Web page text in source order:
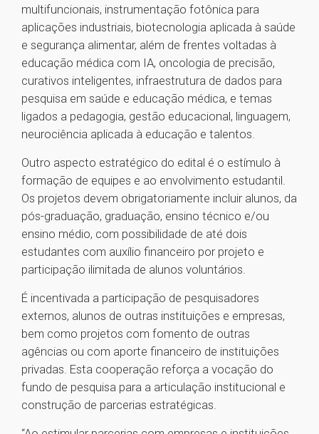
multifuncionais, instrumentação fotônica para
aplicações industriais, biotecnologia aplicada à saúde
e segurança alimentar, além de frentes voltadas à
educação médica com IA, oncologia de precisão,
curativos inteligentes, infraestrutura de dados para
pesquisa em saúde e educação médica, e temas
ligados a pedagogia, gestão educacional, linguagem,
neurociência aplicada à educação e talentos.
Outro aspecto estratégico do edital é o estímulo à
formação de equipes e ao envolvimento estudantil.
Os projetos devem obrigatoriamente incluir alunos, da
pós-graduação, graduação, ensino técnico e/ou
ensino médio, com possibilidade de até dois
estudantes com auxílio financeiro por projeto e
participação ilimitada de alunos voluntários.
É incentivada a participação de pesquisadores
externos, alunos de outras instituições e empresas,
bem como projetos com fomento de outras
agências ou com aporte financeiro de instituições
privadas. Esta cooperação reforça a vocação do
fundo de pesquisa para a articulação institucional e
construção de parcerias estratégicas.